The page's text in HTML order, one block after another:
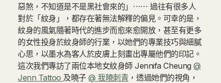
惡煞，不知道是不是黑社會來的」⋯⋯ 過往有很多人
對於「紋身」，都存在著無法解釋的偏見。可幸的是，
紋身的風氣隨著時代的進步而愈來愈開放，甚至有更多
的女性投身於紋身師的行業，以她們的專業技巧與細膩
心思，以墨水為客人於皮膚上刻畫出專屬他們的印記。
這次我們專訪了兩位本地女紋身師 Jennifa Cheung@
Jenn Tattoo 及曉子@ 我曉刺青 ，透過她們的視角，